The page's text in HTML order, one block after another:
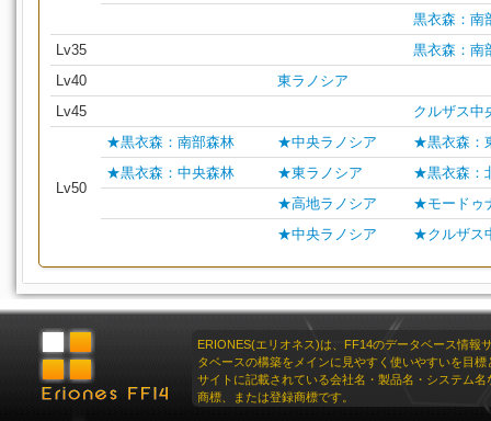
黒衣森：南
Lv35
黒衣森：南
Lv40
東ラノシア
Lv45
クルザス中
Lv50
★黒衣森：南部森林 ★中央ラノシア
★黒衣森：
★黒衣森：中央森林
★東ラノシア
★黒衣森：
★高地ラノシア
★モードゥ
★中央ラノシア
★クルザス
ERIONES(エリオネス)は、FF14のデータベース情報
タベースの構築をメインに見やすく使いやすいを目標
サイトに記載されている会社名・製品名・システム名
商標、または登録商標です。